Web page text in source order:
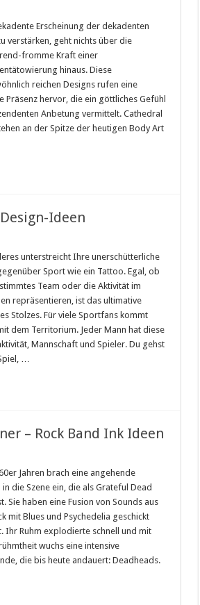
Erscheinung der dekadenten
verstärken, geht nichts über die
fromme Kraft einer
hinaus. Diese
reichen Designs rufen eine
Präsenz hervor, die ein göttliches Gefühl
Anbetung vermittelt. Cathedral
an der Spitze der heutigen Body Art
Ideen
unterstreicht Ihre unerschütterliche
Sport wie ein Tattoo. Egal, ob
Team oder die Aktivität im
repräsentieren, ist das ultimative
Stolzes. Für viele Sportfans kommt
dem Territorium. Jeder Mann hat diese
Mannschaft und Spieler. Du gehst
…
– Rock Band Ink Ideen
Jahren brach eine angehende
in die Szene ein, die als Grateful Dead
Sie haben eine Fusion von Sounds aus
mit Blues und Psychedelia geschickt
Ihr Ruhm explodierte schnell und mit
wuchs eine intensive
die bis heute andauert: Deadheads.